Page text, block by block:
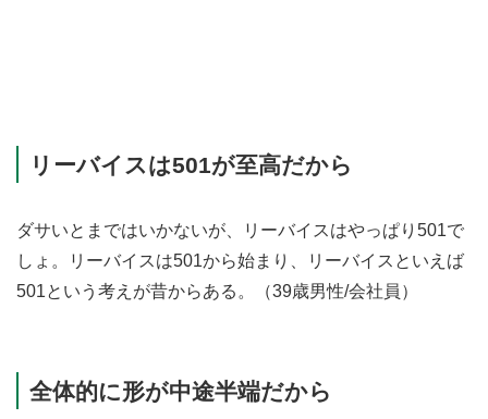
リーバイスは501が至高だから
ダサいとまではいかないが、リーバイスはやっぱり501で
しょ。リーバイスは501から始まり、リーバイスといえば
501という考えが昔からある。（39歳男性/会社員）
全体的に形が中途半端だから